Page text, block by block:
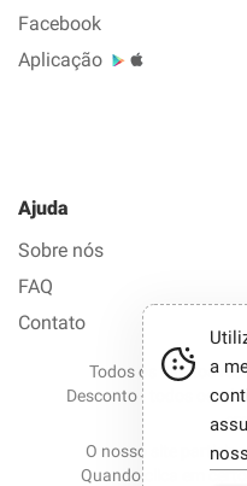
Facebook
Aplicação
Ajuda
Sobre nós
FAQ
Contato
Todos os direitos
Desconto - todos os
O nosso site
Quando clica em
a